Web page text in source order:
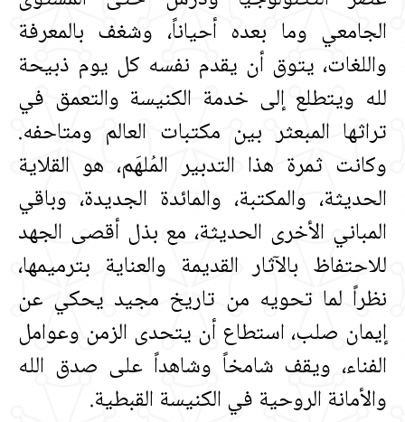
الجامعي وما بعده أحياناً، وشغف بالمعرفة
واللغات، يتوق أن يقدم نفسه كل يوم ذبيحة
لله ويتطلع إلى خدمة الكنيسة والتعمق في
تراثها المبعثر بين مكتبات العالم ومتاحفه‏.‏
وكانت ثمرة هذا التدبير المُلهَم، هو القلاية
الحديثة، والمكتبة، والمائدة الجديدة، وباقي
المباني الأخرى الحديثة، مع بذل أقصى الجهد
للاحتفاظ بالآثار القديمة والعناية بترميمها،
نظراً لما تحويه من تاريخ مجيد يحكي عن
إيمان صلب، استطاع أن يتحدى الزمن وعوامل
الفناء، ويقف شامخاً وشاهداً على صدق الله
والأمانة الروحية في الكنيسة القبطية‏.‏